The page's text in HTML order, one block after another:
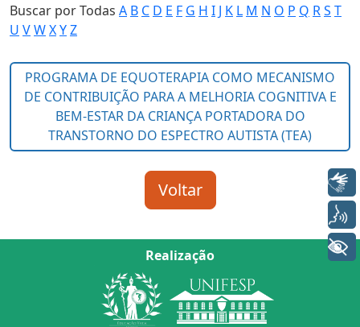
Buscar por Todas A B C D E F G H I J K L M N O P Q RS T
U VWXYZ
Realização